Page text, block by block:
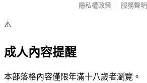
隱私權政策
服務聲明
⚠️
成人內容提醒
本部落格內容僅限年滿十八歲者瀏覽。